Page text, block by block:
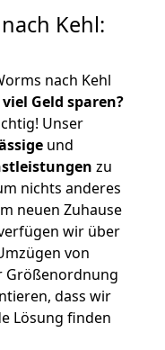
Kehl:
nach Kehl
viel Geld sparen?
Unser
und
zu
nichts anderes
neuen Zuhause
wir über
von
Größenordnung
dass wir
Lösung finden